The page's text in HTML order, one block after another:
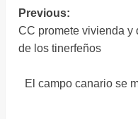
Tenerife en World
Travel Market
Navegación
de
Previous:
CC promete vivienda y
de los tinerfeños
El campo canario se